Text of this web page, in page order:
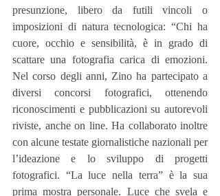
presunzione, libero da futili vincoli o
imposizioni di natura tecnologica: “Chi ha
cuore, occhio e sensibilità, è in grado di
scattare una fotografia carica di emozioni.
Nel corso degli anni, Zino ha partecipato a
diversi concorsi fotografici, ottenendo
riconoscimenti e pubblicazioni su autorevoli
riviste, anche on line. Ha collaborato inoltre
con alcune testate giornalistiche nazionali per
l’ideazione e lo sviluppo di progetti
fotografici. “La luce nella terra” è la sua
prima mostra personale. Luce che svela e